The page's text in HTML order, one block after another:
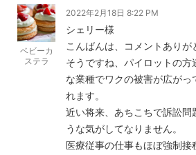
ベビーカ
ステラ
2022年2月18日 8:22 PM
シェリー様
こんばんは、コメントありが
そうですね、パイロットの方
な業種でワクの被害が広がっ
れます。
近い将来、あちこちで訴訟問
うな気がしてなりません。
医療従事の仕事もほぼ強制接